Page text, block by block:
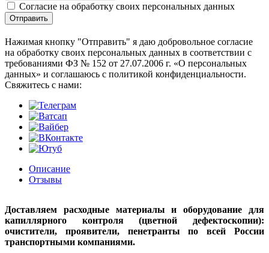
Согласие на обработку своих персональных данных
Отправить
Нажимая кнопку "Отправить" я даю добровольное согласие
на обработку своих персональных данных в соответствии с
требованиями ФЗ № 152 от 27.07.2006 г. «О персональных
данных» и соглашаюсь с политикой конфиденциальности.
Cвяжитесь с нами:
Описание
Отзывы
Доставляем расходные материалы и оборудование для
капиллярного контроля (цветной дефектоскопии):
очистители, проявители, пенетранты по всей России
транспортными компаниями.